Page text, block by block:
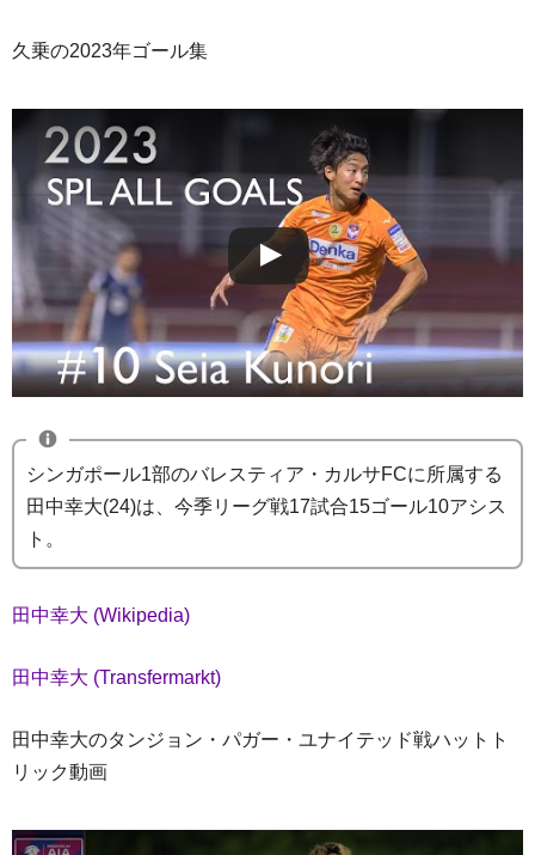
久乗の2023年ゴール集
シンガポール1部のバレスティア・カルサFCに所属する
田中幸大(24)は、今季リーグ戦17試合15ゴール10アシス
ト。
田中幸大 (Wikipedia)
田中幸大 (Transfermarkt)
田中幸大のタンジョン・パガー・ユナイテッド戦ハットト
リック動画